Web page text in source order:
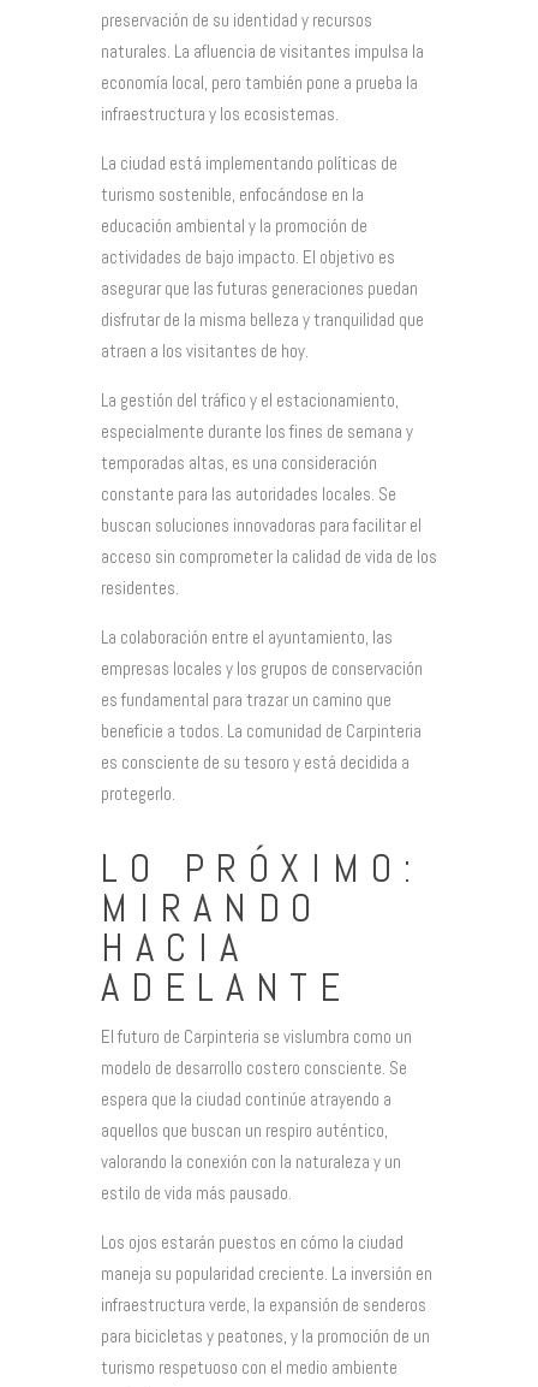
preservación de su identidad y recursos
naturales. La afluencia de visitantes impulsa la
economía local, pero también pone a prueba la
infraestructura y los ecosistemas.
La ciudad está implementando políticas de
turismo sostenible, enfocándose en la
educación ambiental y la promoción de
actividades de bajo impacto. El objetivo es
asegurar que las futuras generaciones puedan
disfrutar de la misma belleza y tranquilidad que
atraen a los visitantes de hoy.
La gestión del tráfico y el estacionamiento,
especialmente durante los fines de semana y
temporadas altas, es una consideración
constante para las autoridades locales. Se
buscan soluciones innovadoras para facilitar el
acceso sin comprometer la calidad de vida de los
residentes.
La colaboración entre el ayuntamiento, las
empresas locales y los grupos de conservación
es fundamental para trazar un camino que
beneficie a todos. La comunidad de Carpinteria
es consciente de su tesoro y está decidida a
protegerlo.
LO PRÓXIMO:
MIRANDO
HACIA
ADELANTE
El futuro de Carpinteria se vislumbra como un
modelo de desarrollo costero consciente. Se
espera que la ciudad continúe atrayendo a
aquellos que buscan un respiro auténtico,
valorando la conexión con la naturaleza y un
estilo de vida más pausado.
Los ojos estarán puestos en cómo la ciudad
maneja su popularidad creciente. La inversión en
infraestructura verde, la expansión de senderos
para bicicletas y peatones, y la promoción de un
turismo respetuoso con el medio ambiente